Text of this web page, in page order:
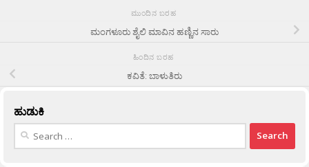
ಮುಂದಿನ ಬರಹ
ಮಂಗಳೂರು ಶೈಲಿ ಮಾವಿನ ಹಣ್ಣಿನ ಸಾರು
ಹಿಂದಿನ ಬರಹ
ಕವಿತೆ: ಬಾಳುತಿರು
ಹುಡುಕಿ
Search